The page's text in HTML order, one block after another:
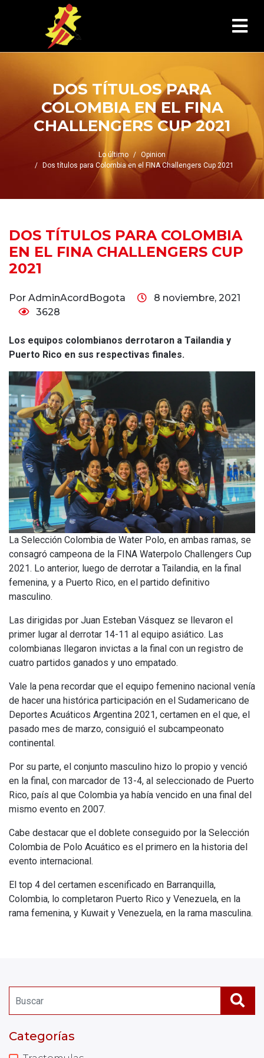
DOS TÍTULOS PARA
COLOMBIA EN EL FINA
CHALLENGERS CUP 2021
Lo último
Opinion
Dos títulos para Colombia en el FINA Challengers Cup 2021
Categorías
DOS TÍTULOS PARA COLOMBIA
EN EL FINA CHALLENGERS CUP
2021
Por AdminAcordBogota
8 noviembre, 2021
3628
Los equipos colombianos derrotaron a Tailandia y
Puerto Rico en sus respectivas finales.
La Selección Colombia de Water Polo, en ambas ramas, se
consagró campeona de la FINA Waterpolo Challengers Cup
2021. Lo anterior, luego de derrotar a Tailandia, en la final
femenina, y a Puerto Rico, en el partido definitivo
masculino.
Las dirigidas por Juan Esteban Vásquez se llevaron el
primer lugar al derrotar 14-11 al equipo asiático. Las
colombianas llegaron invictas a la final con un registro de
cuatro partidos ganados y uno empatado.
Vale la pena recordar que el equipo femenino nacional venía
de hacer una histórica participación en el Sudamericano de
Deportes Acuáticos Argentina 2021, certamen en el que, el
pasado mes de marzo, consiguió el subcampeonato
continental.
Por su parte, el conjunto masculino hizo lo propio y venció
en la final, con marcador de 13-4, al seleccionado de Puerto
Rico, país al que Colombia ya había vencido en una final del
mismo evento en 2007.
Cabe destacar que el doblete conseguido por la Selección
Colombia de Polo Acuático es el primero en la historia del
evento internacional.
El top 4 del certamen escenificado en Barranquilla,
Colombia, lo completaron Puerto Rico y Venezuela, en la
rama femenina, y Kuwait y Venezuela, en la rama masculina.